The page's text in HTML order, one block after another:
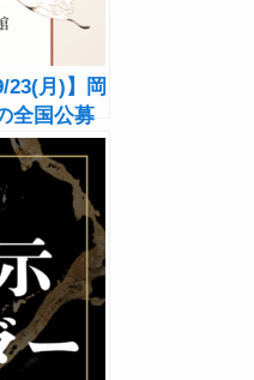
23(月)】岡
全国公募
展覧会』